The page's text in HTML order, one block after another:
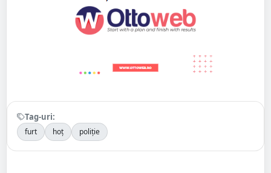
Tag-uri:
furt hoț poliție